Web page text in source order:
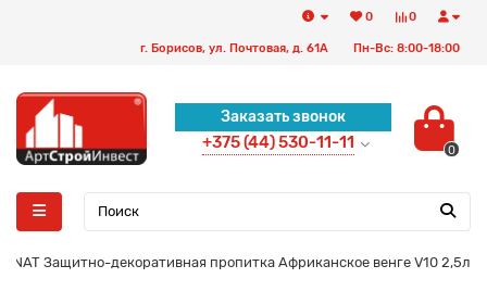
0
0
г. Борисов, ул. Почтовая, д. 61А Пн-Вс: 8:00-18:00
Заказать звонок
+375 (44) 530-11-11 0
Защитно-декоративная пропитка Африканское венге V10 2,5л